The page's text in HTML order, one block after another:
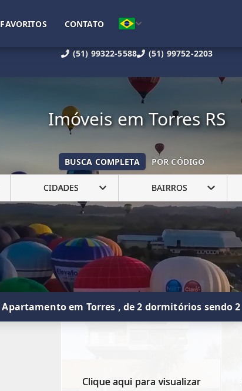
(51) 99322-5588 (51) 99752-2203
FAVORITOS CONTATO
Imóveis em Torres RS
BUSCA COMPLETA POR CÓDIGO
CIDADES BAIRROS
Apartamento em Torres , de 2 dormitórios sendo
Clique aqui para visualizar